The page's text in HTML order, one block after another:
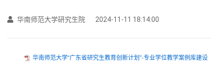
华南师范大学研究生院 2024-11-11 18:14:00
华南师范大学“广东省研究生教育创新计划”-专业学位教学案例库建设